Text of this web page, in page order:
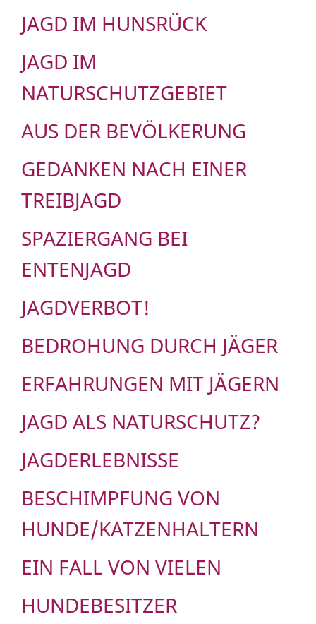
JAGD IM HUNSRÜCK
JAGD IM
NATURSCHUTZGEBIET
AUS DER BEVÖLKERUNG
GEDANKEN NACH EINER
TREIBJAGD
SPAZIERGANG BEI
ENTENJAGD
JAGDVERBOT!
BEDROHUNG DURCH JÄGER
ERFAHRUNGEN MIT JÄGERN
JAGD ALS NATURSCHUTZ?
JAGDERLEBNISSE
BESCHIMPFUNG VON
HUNDE/KATZENHALTERN
EIN FALL VON VIELEN
HUNDEBESITZER